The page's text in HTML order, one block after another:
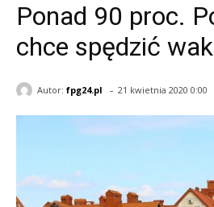
Ponad 90 proc.
chce spędzić
Autor: fpg24.pl - 21 kwietnia 2020 0:00